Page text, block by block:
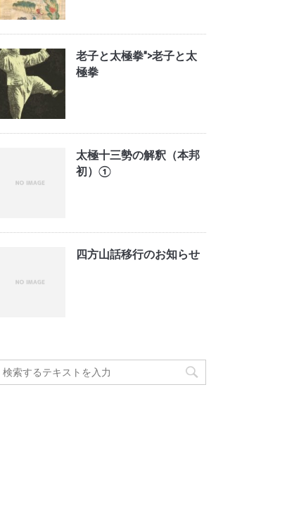
老子と太極拳">老子と太
極拳
太極十三勢の解釈（本邦
初）①
四方山話移行のお知らせ